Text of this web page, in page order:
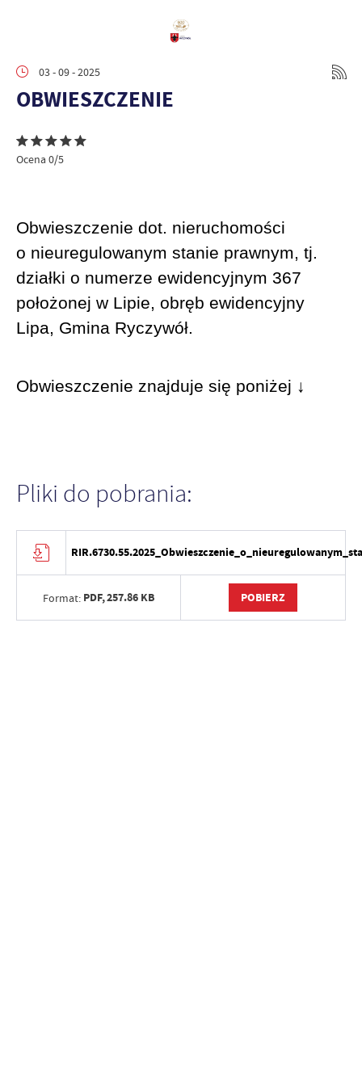
03 - 09 - 2025
OBWIESZCZENIE
Ocena 0/5
Obwieszczenie dot. nieruchomości
o nieuregulowanym stanie prawnym, tj.
działki o numerze ewidencyjnym 367
położonej w Lipie, obręb ewidencyjny
Lipa, Gmina Ryczywół.
Obwieszczenie znajduje się poniżej ↓
Pliki do pobrania:
Format: PDF,257.86 KB POBIERZ